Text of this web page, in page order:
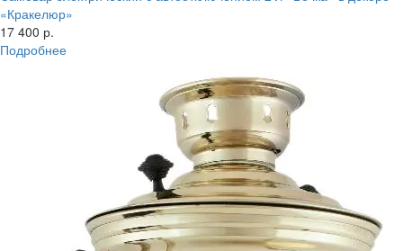
«Кракелюр»
17 400 р.
Подробнее